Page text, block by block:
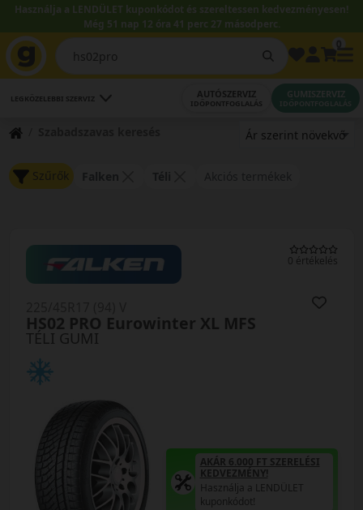
Használja a LENDÜLET kuponkódot és szereltessen kedvezményesen!
Még 51 nap 12 óra 41 perc 26 másodperc.
LEGKÖZELEBBI SZERVIZ AUTÓSZERVIZ
IDŐPONTFOGLALÁS
GUMISZERVIZ
IDŐPONTFOGLALÁS
Szűrők
0 értékelés
TÉLI GUMI
HS02 PRO Eurowinter XL MFS
AKÁR 6.000 FT SZERELÉSI
KEDVEZMÉNY!
Használja a LENDÜLET
kuponkódot!